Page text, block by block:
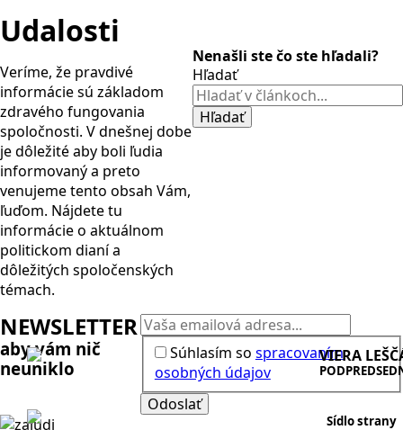
Udalosti
Veríme, že pravdivé
informácie sú základom
zdravého fungovania
spoločnosti. V dnešnej dobe
je dôležité aby boli ľudia
informovaný a preto
venujeme tento obsah Vám,
ľuďom. Nájdete tu
informácie o aktuálnom
politickom dianí a
dôležitých spoločenských
témach.
Nenašli ste čo ste hľadali?
Hľadať
Hľadať
NEWSLETTER
aby vám nič
neuniklo
Súhlasím so spracovaním
osobných údajov
Odoslať
Sídlo strany
VIERA